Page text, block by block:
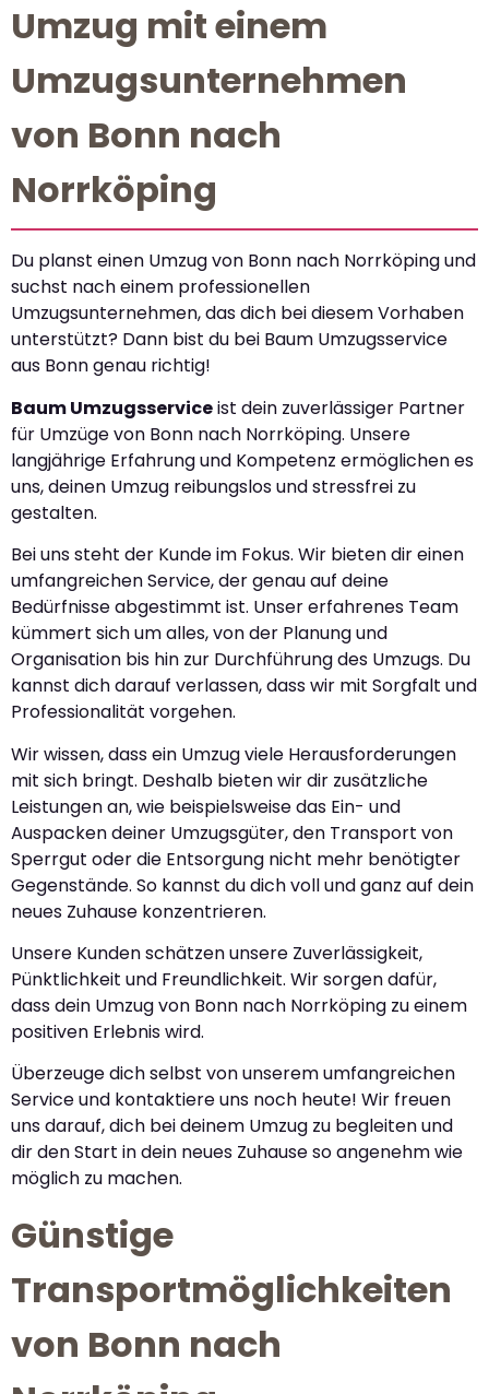
Umzug mit einem
Umzugsunternehmen
von Bonn nach
Norrköping
Du planst einen Umzug von Bonn nach Norrköping und
suchst nach einem professionellen
Umzugsunternehmen, das dich bei diesem Vorhaben
unterstützt? Dann bist du bei Baum Umzugsservice
aus Bonn genau richtig!
Baum Umzugsserviceist dein zuverlässiger Partner
für Umzüge von Bonn nach Norrköping. Unsere
langjährige Erfahrung und Kompetenz ermöglichen es
uns, deinen Umzug reibungslos und stressfrei zu
gestalten.
Bei uns steht der Kunde im Fokus. Wir bieten dir einen
umfangreichen Service, der genau auf deine
Bedürfnisse abgestimmt ist. Unser erfahrenes Team
kümmert sich um alles, von der Planung und
Organisation bis hin zur Durchführung des Umzugs. Du
kannst dich darauf verlassen, dass wir mit Sorgfalt und
Professionalität vorgehen.
Wir wissen, dass ein Umzug viele Herausforderungen
mit sich bringt. Deshalb bieten wir dir zusätzliche
Leistungen an, wie beispielsweise das Ein- und
Auspacken deiner Umzugsgüter, den Transport von
Sperrgut oder die Entsorgung nicht mehr benötigter
Gegenstände. So kannst du dich voll und ganz auf dein
neues Zuhause konzentrieren.
Unsere Kunden schätzen unsere Zuverlässigkeit,
Pünktlichkeit und Freundlichkeit. Wir sorgen dafür,
dass dein Umzug von Bonn nach Norrköping zu einem
positiven Erlebnis wird.
Überzeuge dich selbst von unserem umfangreichen
Service und kontaktiere uns noch heute! Wir freuen
uns darauf, dich bei deinem Umzug zu begleiten und
dir den Start in dein neues Zuhause so angenehm wie
möglich zu machen.
Günstige
Transportmöglichkeiten
von Bonn nach